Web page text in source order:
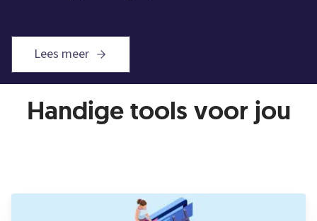
Lees meer
Handige tools voor jou